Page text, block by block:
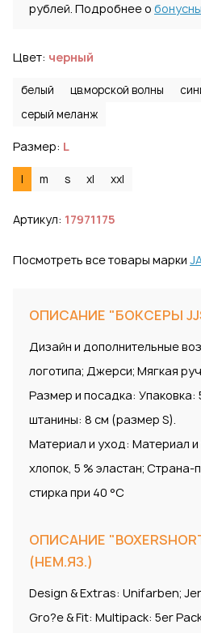
рублей. Подробнее о
Цвет: черный
белый цв.морской волны
серый меланж
Размер: L
l m s xl xxl
Артикул: 17971175
Посмотреть все товары марки
ОПИСАНИЕ "БОКСЕРЫ
Дизайн и дополнительные
логотипа; Джерси; Мягкая
Размер и посадка: Упаковка:
штанины: 8 см (размер S).
Материал и уход: Материал
хлопок, 5 % эластан; Страна-
стирка при 40 °C
ОПИСАНИЕ
(НЕМ.ЯЗ.)
Design & Extras: Unifarben;
Gro?e & Fit: Multipack: 5er